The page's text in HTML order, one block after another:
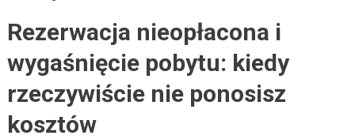
Rezerwacja nieopłacona i
wygaśnięcie pobytu: kiedy
rzeczywiście nie ponosisz
kosztów